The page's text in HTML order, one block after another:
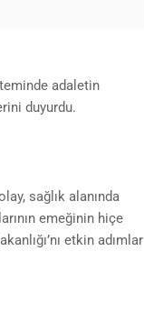
adaletin
duyurdu.
sağlık alanında
emeğinin hiçe
etkin adımlar